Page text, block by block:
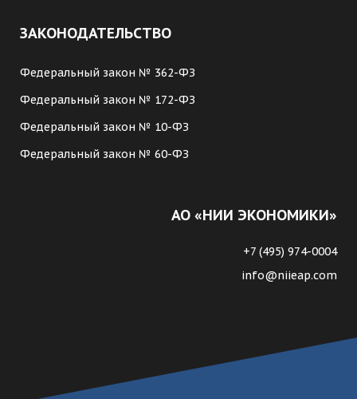
ЗАКОНОДАТЕЛЬСТВО
Федеральный закон № 362-ФЗ
Федеральный закон № 172-ФЗ
Федеральный закон № 10-ФЗ
Федеральный закон № 60-ФЗ
АО «НИИ ЭКОНОМИКИ»
+7 (495) 974-0004
info@niieap.com